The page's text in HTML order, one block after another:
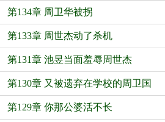
第134章 周卫华被拐
第133章 周世杰动了杀机
第131章 池昱当面羞辱周世杰
第130章 又被遗弃在学校的周卫国
第129章 你那公婆活不长